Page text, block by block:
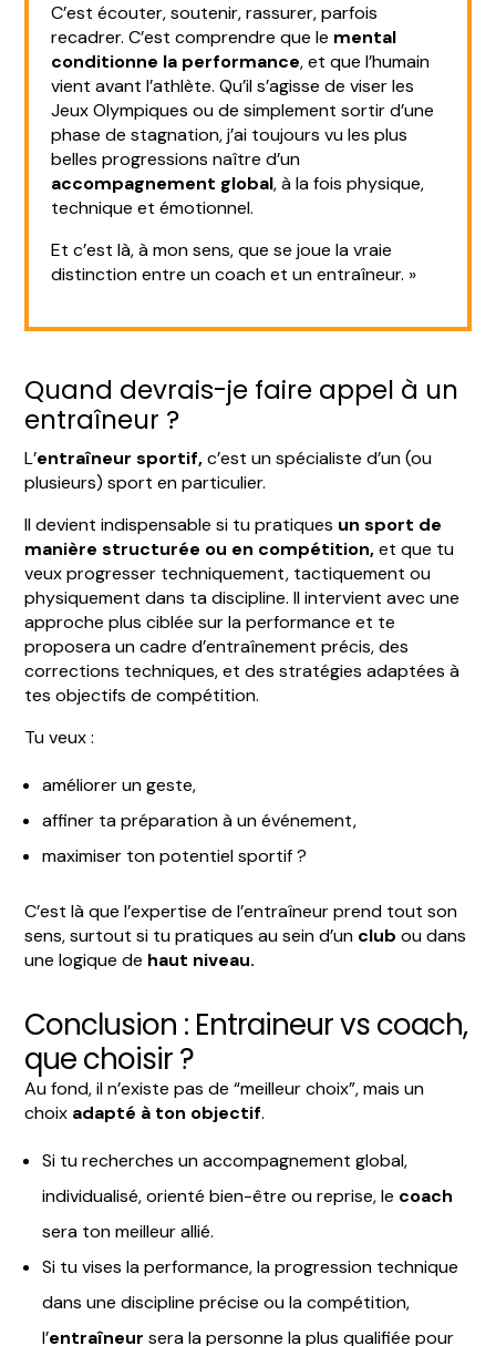
C’est écouter, soutenir, rassurer, parfois
recadrer. C’est comprendre que le mental
conditionne la performance, et que l’humain
vient avant l’athlète. Qu’il s’agisse de viser les
Jeux Olympiques ou de simplement sortir d’une
phase de stagnation, j’ai toujours vu les plus
belles progressions naître d’un
accompagnement global, à la fois physique,
technique et émotionnel.
Et c’est là, à mon sens, que se joue la vraie
distinction entre un coach et un entraîneur. »
Quand devrais-je faire appel à un
entraîneur ?
L’entraîneur sportif,c’est un spécialiste d’un (ou
plusieurs) sport en particulier.
Il devient indispensable si tu pratiques un sport de
manière structurée ou en compétition,et que tu
veux progresser techniquement, tactiquement ou
physiquement dans ta discipline. Il intervient avec une
approche plus ciblée sur la performance et te
proposera un cadre d’entraînement précis, des
corrections techniques, et des stratégies adaptées à
tes objectifs de compétition.
Tu veux :
améliorer un geste,
affiner ta préparation à un événement,
maximiser ton potentiel sportif ?
C’est là que l’expertise de l’entraîneur prend tout son
sens, surtout si tu pratiques au sein d’un clubou dans
une logique de haut niveau.
Conclusion : Entraineur vs coach,
que choisir ?
Au fond, il n’existe pas de “meilleur choix”, mais un
choix adapté à ton objectif.
Si tu recherches un accompagnement global,
individualisé, orienté bien-être ou reprise, le coach
sera ton meilleur allié.
Si tu vises la performance, la progression technique
dans une discipline précise ou la compétition,
l’entraîneur sera la personne la plus qualifiée pour